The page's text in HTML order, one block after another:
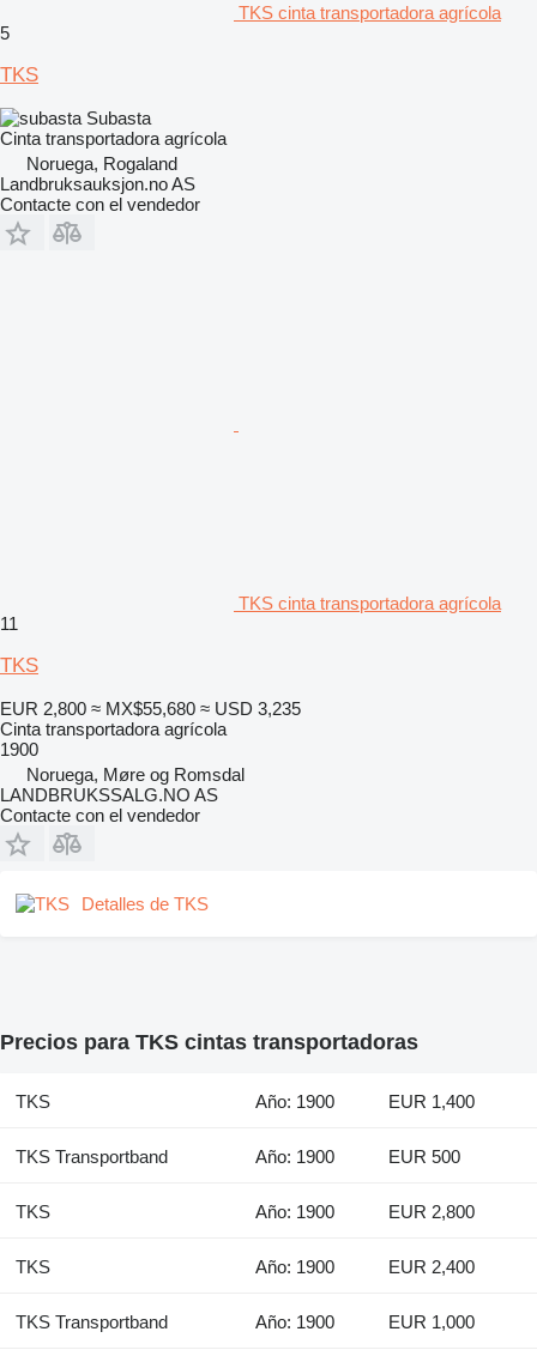
TKS cinta transportadora agrícola
5
TKS
Subasta
Cinta transportadora agrícola
Noruega, Rogaland
Landbruksauksjon.no AS
Contacte con el vendedor
TKS cinta transportadora agrícola
11
TKS
EUR 2,800 ≈ MX$55,680 ≈ USD 3,235
Cinta transportadora agrícola
1900
Noruega, Møre og Romsdal
LANDBRUKSSALG.NO AS
Contacte con el vendedor
Detalles de TKS
Precios para TKS cintas transportadoras
TKS Año: 1900 EUR 1,400
TKS Transportband Año: 1900 EUR 500
TKS Año: 1900 EUR 2,800
TKS Año: 1900 EUR 2,400
TKS Transportband Año: 1900 EUR 1,000